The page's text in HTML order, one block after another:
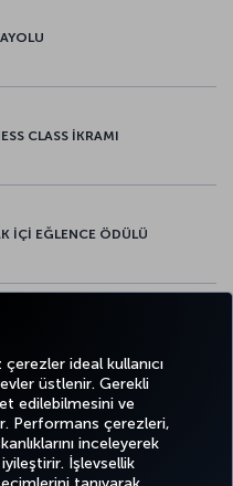
ideal kullanıcı
üstlenir. Gerekli
edilebilmesini ve
Performans çerezleri,
inceleyerek
İşlevsellik
CLASS İKRAMI
İÇİ EĞLENCE ÖDÜLÜ
TiktokBlogPinterest